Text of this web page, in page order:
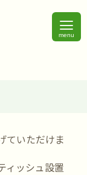
menu
ていただけま
ィッシュ設置